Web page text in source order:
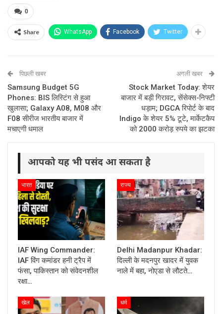
0
Share WhatsApp Facebook Twitter
पिछली खबर
Samsung Budget 5G
Phones: BIS लिस्टिंग से हुआ
खुलासा; Galaxy A08, M08 और
F08 सीरीज भारतीय बाजार में
मचाएगी धमाल
अगली खबर
Stock Market Today: शेयर
बाजार में बड़ी गिरावट, सेंसेक्स-निफ्टी
धड़ाम; DGCA रिपोर्ट के बाद
Indigo के शेयर 5% टूटे, मार्केटकैप
को 2000 करोड़ रुपये का झटका
आपको यह भी पसंद आ सकता है
भारत
IAF Wing Commander:
IAF विंग कमांडर हनी ट्रैप में
फंसा, पाकिस्तान को संवेदनशील
रक्षा…
राज्य
Delhi Madanpur Khadar:
दिल्ली के मदनपुर खादर में युवक
नाले में बहा, नोएडा से लौटते…
खेल धर्म